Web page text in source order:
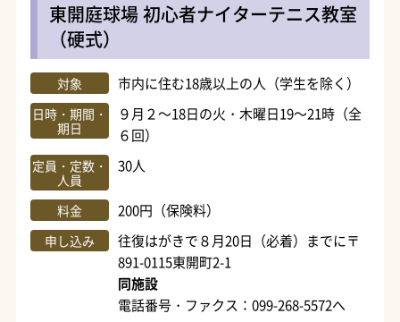
東開庭球場 初心者ナイターテニス教室
（硬式）
対象 市内に住む18歳以上の人（学生を除く）
日時・期間・
期日
９月２～18日の火・木曜日19～21時（全
６回）
定員・定数・
人員
30人
料金 200円（保険料）
申し込み
往復はがきで８月20日（必着）までに〒
891-0115東開町2-1
同施設
電話番号・ファクス：099-268-5572へ